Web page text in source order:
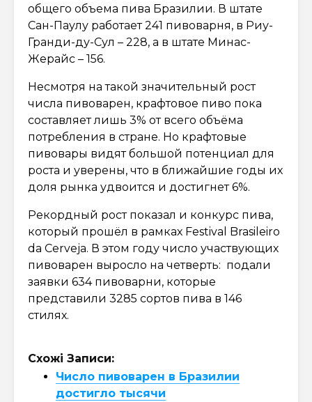
общего объема пива Бразилии. В штате
Сан-Паулу работает 241 пивоварня, в Риу-
Гранди-ду-Сул – 228, а в штате Минас-
Жерайс – 156.
Несмотря на такой значительный рост
числа пивоварен, крафтовое пиво пока
составляет лишь 3% от всего объёма
потребления в стране. Но крафтовые
пивовары видят большой потенциал для
роста и уверены, что в ближайшие годы их
доля рынка удвоится и достигнет 6%.
Рекордный рост показал и конкурс пива,
который прошёл в рамках Festival Brasileiro
da Cerveja. В этом году число участвующих
пивоварен выросло на четверть: подали
заявки 634 пивоварни, которые
представили 3285 сортов пива в 146
стилях.
Схожі Записи:
Число пивоварен в Бразилии
достигло тысячи